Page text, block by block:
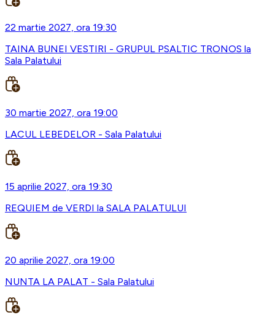
22 martie 2027, ora 19:30
TAINA BUNEI VESTIRI - GRUPUL PSALTIC TRONOS la
Sala Palatului
30 martie 2027, ora 19:00
LACUL LEBEDELOR - Sala Palatului
15 aprilie 2027, ora 19:30
REQUIEM de VERDI la SALA PALATULUI
20 aprilie 2027, ora 19:00
NUNTA LA PALAT - Sala Palatului